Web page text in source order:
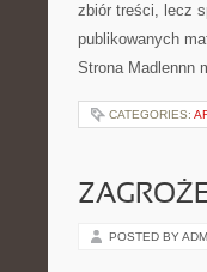
zbiór treści, lecz
publikowanych
Strona Madlennn
CATEGORIES:
POSTED BY